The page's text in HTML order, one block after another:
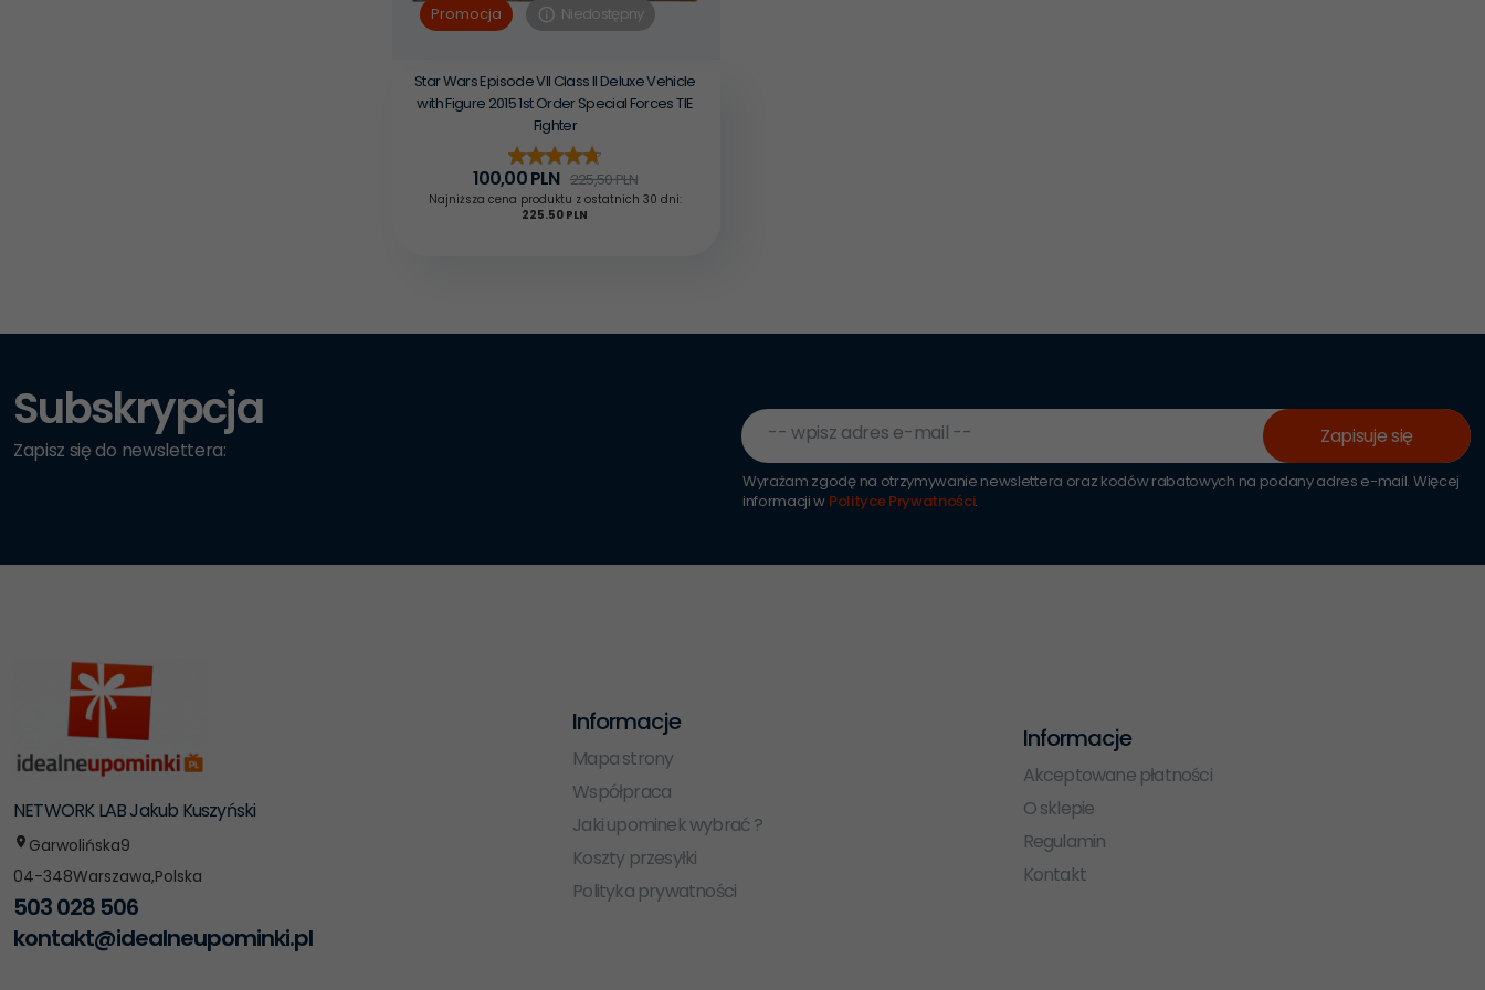
Promocja Niedostępny
Star Wars Episode VII Class II Deluxe Vehicle
with Figure 2015 1st Order Special Forces TIE
Fighter
100,00PLN 225,50 PLN
Najniższa cena produktu z ostatnich 30 dni:
225.50 PLN
Subskrypcja
Zapisz się do newslettera:
-- wpisz adres e-mail -- Zapisuje się
Wyrażam zgodę na otrzymywanie newslettera oraz kodów rabatowych na podany adres e-mail. Więcej
informacji w Polityce Prywatności.
NETWORK LAB Jakub Kuszyński
Garwolińska9
04-348Warszawa,Polska
503 028 506
kontakt@idealneupominki.pl
Informacje
Mapa strony
Współpraca
Jaki upominek wybrać ?
Koszty przesyłki
Polityka prywatności
Informacje
Akceptowane płatności
O sklepie
Regulamin
Kontakt